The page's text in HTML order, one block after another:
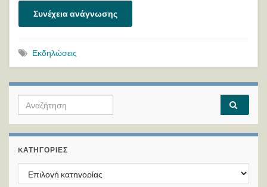
Συνέχεια ανάγνωσης
Εκδηλώσεις
Search for:
KΑΤΗΓΟΡΊΕΣ
Kατηγορίες